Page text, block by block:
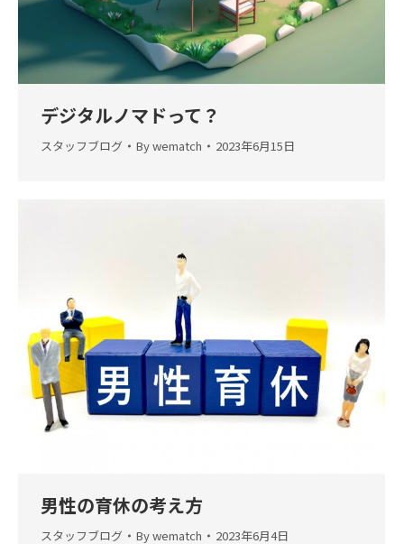
デジタルノマドって？
スタッフブログ Bywematch 2023年6月15日
男性の育休の考え方
スタッフブログ Bywematch 2023年6月4日